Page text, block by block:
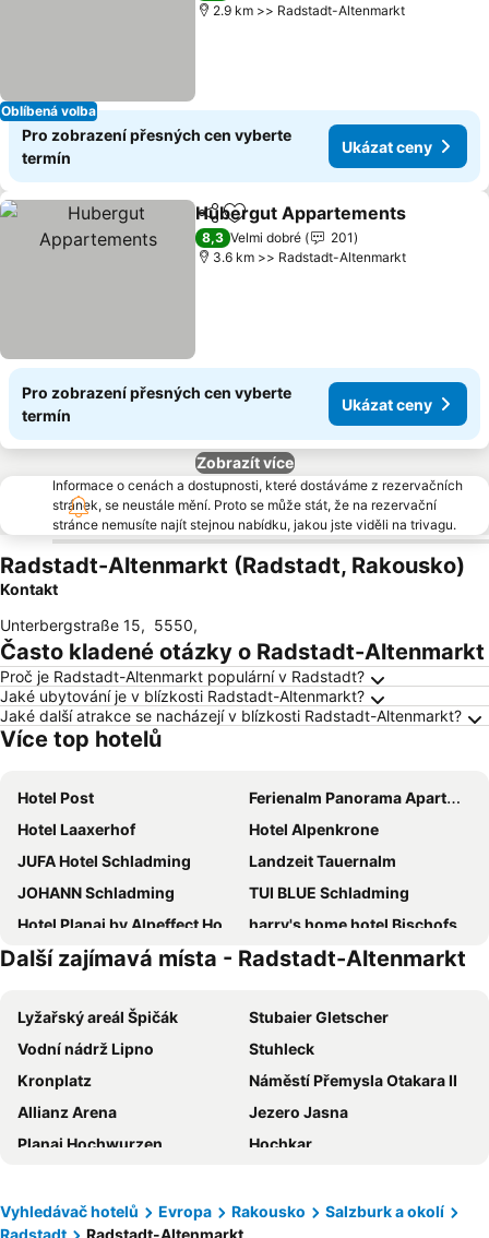
Oblíbená volba
2.9 km >> Radstadt-Altenmarkt
Pro zobrazení přesných cen vyberte
termín
Ukázat ceny
SdíletPřidat na seznam oblíbených
Hubergut Appartements
8,3 Velmi dobré
201
3.6 km >> Radstadt-Altenmarkt
Pro zobrazení přesných cen vyberte
termín
Ukázat ceny
Zobrazít více
Informace o cenách a dostupnosti, které dostáváme z rezervačních
stránek, se neustále mění. Proto se může stát, že na rezervační
stránce nemusíte najít stejnou nabídku, jakou jste viděli na trivagu.
Radstadt-Altenmarkt (Radstadt, Rakousko)
Kontakt
Unterbergstraße 15, 5550,
Často kladené otázky o Radstadt-Altenmarkt
Proč je Radstadt-Altenmarkt populární v Radstadt?
Jaké ubytování je v blízkosti Radstadt-Altenmarkt?
Jaké další atrakce se nacházejí v blízkosti Radstadt-Altenmarkt?
Více top hotelů
Hotel Post
Ferienalm Panorama Apartments
Hotel Laaxerhof
Hotel Alpenkrone
JUFA Hotel Schladming
Landzeit Tauernalm
JOHANN Schladming
TUI BLUE Schladming
Hotel Planai by Alpeffect Hotels
harry's home hotel Bischofshofen
Salzburger Dolomitenhof
Hotel Vitaler Landauerhof
Hotel Pichlmayrgut
Hotel Sonne
Hotel Schladmingerhof
Almlust
Sporthotel Royer
Hotel Flachauerhof
Sporthotel Dachstein West
Hotel Stierer
Scheffer's Hotel
Stadtvilla Schladming Boutiquehotel
Hotel Adapura Wagrain
Ferienwelt Kesselgrub
Další zajímavá místa - Radstadt-Altenmarkt
Lyžařský areál Špičák
Stubaier Gletscher
Vodní nádrž Lipno
Stuhleck
Kronplatz
Náměstí Přemysla Otakara II
Allianz Arena
Jezero Jasna
Planai Hochwurzen
Hochkar
Nassfeld
Therme Erding Thermal Spa
Vyhledávač hotelů Evropa Rakousko
Salzburk a okolí